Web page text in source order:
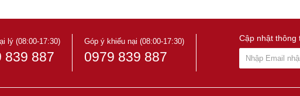
lý (08:00-17:30)
839 887
Góp ý khiếu nại (08:00-17:30)
0979 839 887
Cập nhật thông